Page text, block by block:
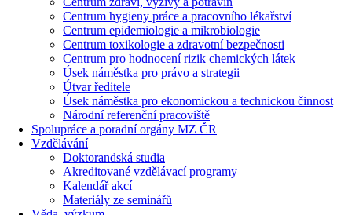
Centrum hygieny práce a pracovního lékařství
Centrum epidemiologie a mikrobiologie
Centrum toxikologie a zdravotní bezpečnosti
Centrum pro hodnocení rizik chemických látek
Úsek náměstka pro právo a strategii
Útvar ředitele
Úsek náměstka pro ekonomickou a technickou činnost
Národní referenční pracoviště
Spolupráce a poradní orgány MZ ČR
Vzdělávání
Doktorandská studia
Akreditované vzdělávací programy
Kalendář akcí
Materiály ze seminářů